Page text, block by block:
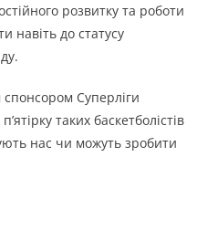
розвитку та роботи
навіть до статусу
Суперліги
таких баскетболістів
нас чи можуть зробити